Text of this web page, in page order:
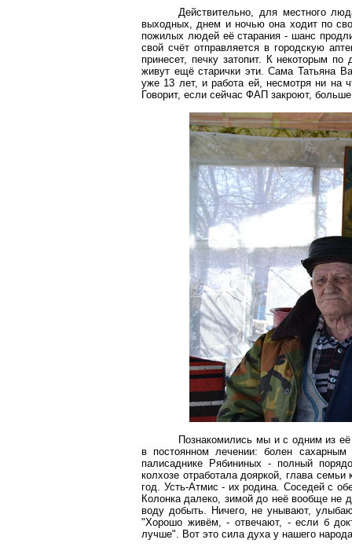
Действительно, для местного
выходных, днем и ночью она ходит по
пожилых людей её старания - шанс
свой счёт отправляется в городскую
принесет, печку затопит. К некоторым
живут ещё старички эти. Сама Татьяна
уже 13 лет, и работа ей, несмотря ни на
Говорит, если сейчас ФАП закроют,
Познакомились мы и с одним из
в постоянном лечении: болен
палисаднике Рябининых - полный
колхозе отработала дояркой, глава
год. Усть-Атмис - их родина. Соседей с
Колонка далеко, зимой до неё вообще не
воду добыть. Ничего, не унывают,
"Хорошо живём, - отвечают, - если б
лучше". Вот это сила духа у нашего